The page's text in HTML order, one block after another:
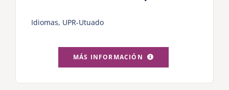
Idiomas, UPR-Utuado
MÁS INFORMACIÓN